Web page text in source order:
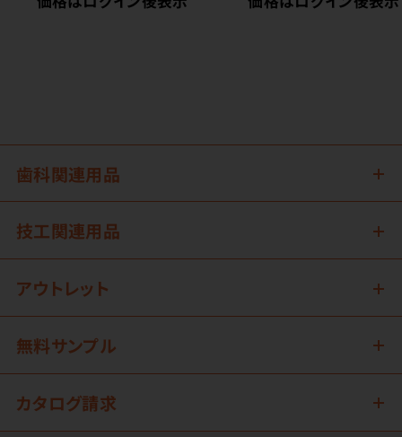
歯科関連用品
技工関連用品
アウトレット
無料サンプル
カタログ請求